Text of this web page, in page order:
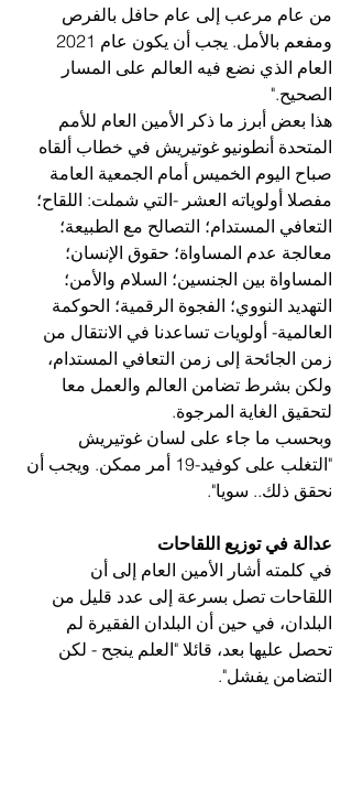
من عام مرعب إلى عام حافل بالفرص
العام الذي نضع فيه العالم على المسار
الصحيح."
هذا بعض أبرز ما ذكر الأمين العام للأمم
المتحدة أنطونيو غوتيريش في خطاب ألقاه
صباح اليوم الخميس أمام الجمعية العامة
مفصلا أولوياته العشر -التي شملت: اللقاح؛
التعافي المستدام؛ التصالح مع الطبيعة؛
معالجة عدم المساواة؛ حقوق الإنسان؛
المساواة بين الجنسين؛ السلام والأمن؛
التهديد النووي؛ الفجوة الرقمية؛ الحوكمة
العالمية- أولويات تساعدنا في الانتقال من
زمن الجائحة إلى زمن التعافي المستدام،
ولكن بشرط تضامن العالم والعمل معا
لتحقيق الغاية المرجوة.
وبحسب ما جاء على لسان غوتيريش
"التغلب على كوفيد-19 أمر ممكن. ويجب أن
نحقق ذلك.. سويا".
عدالة في توزيع اللقاحات
في كلمته أشار الأمين العام إلى أن
اللقاحات تصل بسرعة إلى عدد قليل من
البلدان، في حين أن البلدان الفقيرة لم
تحصل عليها بعد، قائلا "العلم ينجح - لكن
التضامن يفشل".